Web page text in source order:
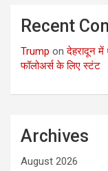
Recent
Trump onदेहरादून में
फॉलोअर्स के लिए स्टंट
Archives
August 2026